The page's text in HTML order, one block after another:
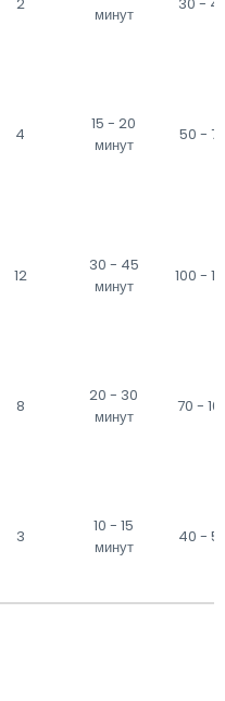
2
минут
30 -
4
15 - 20
минут
50 -
12
30 - 45
минут
100 -
8
20 - 30
минут
70 -
3
10 - 15
минут
40 -